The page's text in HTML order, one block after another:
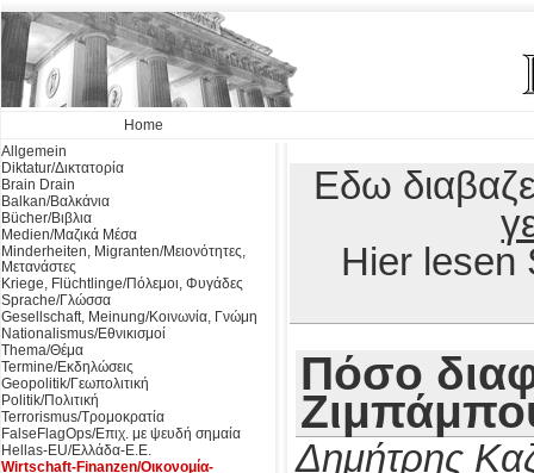
Home
Allgemein
Diktatur/Δικτατορία
Brain Drain
Balkan/Βαλκάνια
Bücher/Βιβλια
Medien/Μαζικά Μέσα
Minderheiten, Migranten/Μειονότητες,
Μετανάστες
Kriege, Flüchtlinge/Πόλεμοι, Φυγάδες
Sprache/Γλώσσα
Gesellschaft, Meinung/Κοινωνία, Γνώμη
Nationalismus/Εθνικισμοί
Thema/Θέμα
Termine/Εκδηλώσεις
Geopolitik/Γεωπολιτική
Politik/Πολιτική
Terrorismus/Τρομοκρατία
FalseFlagOps/Επιχ. με ψευδή σημαία
Hellas-EU/Ελλάδα-Ε.Ε.
Wirtschaft-Finanzen/Οικονομία-
Εδω
Hier
Πόσο
Δημήτρης